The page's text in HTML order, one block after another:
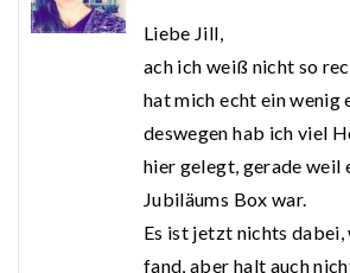
Liebe Jill,
ach ich weiß nicht so
hat mich echt ein wenig
deswegen hab ich viel
hier gelegt, gerade weil
Jubiläums Box war.
Es ist jetzt nichts
fand, aber halt auch